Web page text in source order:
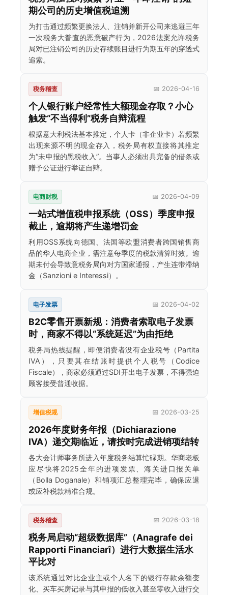
期公司的历史增值税追溯
为打击通过频繁更换法人、注销并新开公司来逃避三年
一次税务大普查的恶意破产行为，2026法案允许税务
局对已注销公司的历史存续账目进行为期五年的穿透式
追索。
税务稽查 📅 2026-04-16
个人银行账户经常性大额现金存取？小心
触发“不当得利”税务自辩流程
根据意大利税法基本推定，个人卡（非企业卡）若频繁
出现来源不明的现金存入，税务局有权直接将其推定
为“未申报的黑税收入”。当事人必须出具完备的借条或
赠予公证进行举证自辩。
电商财税 📅 2026-04-09
一站式增值税申报系统（OSS）季度申报
截止，逾期将产生递增罚金
利用OSS系统向德国、法国等欧盟消费者跨国销售商
品的华人电商企业，需注意每季度的税款清算时效。逾
期未付会导致意税务局向对方国家通报，产生连带滞纳
金（Sanzioni e Interessi）。
电子发票 📅 2026-04-02
B2C零售开票新规：消费者索取电子发票
时，商家不得以“系统延迟”为由拒绝
税务局热线提醒，即便消费者没有企业税号（Partita
IVA），只要其在结账时提供个人税号（Codice
Fiscale），商家必须通过SDI开出电子发票，不得强迫
顾客接受普通收据。
增值税规 📅 2026-03-25
2026年度财务年报（Dichiarazione
IVA）递交期临近，请按时完成进销项结转
各大会计师事务所进入年度税务结算忙碌期。华商老板
应尽快将2025全年的进项发票、海关进口报关单
（Bolla Doganale）和销项汇总整理完毕，确保应退
或应补税款精准合规。
税务稽查 📅 2026-03-18
税务局启动“超级数据库”（Anagrafe dei
Rapporti Financiarî）进行大数据生活水
平比对
该系统通过对比企业主或个人名下的银行存款余额变
化、买车买房记录与其申报的低收入甚至零收入进行交